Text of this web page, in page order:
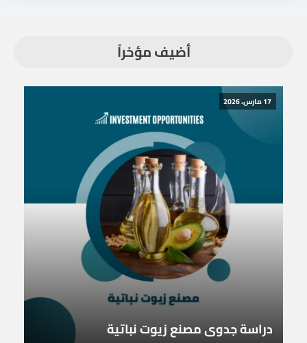
أضيف مؤخراً
17 مارس، 2026
دراسة جدوى مصنع زيوت نباتية